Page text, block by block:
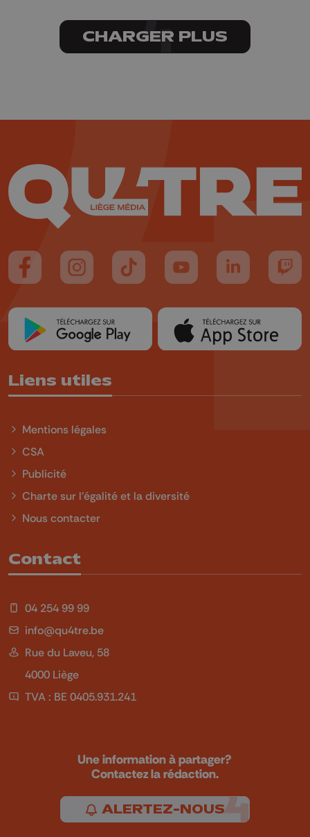
CHARGER PLUS
Suivez-nous sur FaceBook
Suivez-nous sur Instagram
Suivez-nous sur TikTok
Suivez-nous sur YouTube
Suivez-nous
Liens utiles
Mentions légales
CSA
Publicité
Charte sur l'égalité et la diversité
Nous contacter
Contact
04 254 99 99
info@qu4tre.be
Rue du Laveu, 58
4000 Liège
TVA : BE 0405.931.241
Une information à partager?
Contactez la rédaction.
ALERTEZ-NOUS